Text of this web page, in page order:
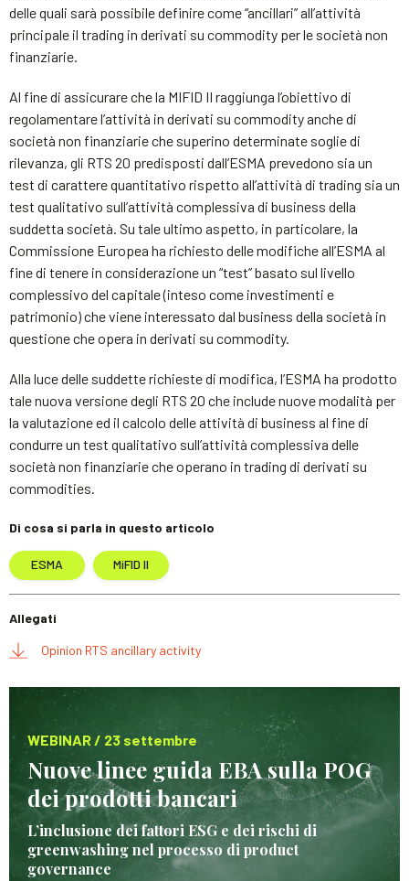
delle quali sarà possibile definire come “ancillari” all’attività
principale il trading in derivati su commodity per le società non
finanziarie.
Al fine di assicurare che la MIFID II raggiunga l’obiettivo di
regolamentare l’attività in derivati su commodity anche di
società non finanziarie che superino determinate soglie di
rilevanza, gli RTS 20 predisposti dall’ESMA prevedono sia un
test di carattere quantitativo rispetto all’attività di trading sia un
test qualitativo sull’attività complessiva di business della
suddetta società. Su tale ultimo aspetto, in particolare, la
Commissione Europea ha richiesto delle modifiche all’ESMA al
fine di tenere in considerazione un “test” basato sul livello
complessivo del capitale (inteso come investimenti e
patrimonio) che viene interessato dal business della società in
questione che opera in derivati su commodity.
Alla luce delle suddette richieste di modifica, l’ESMA ha prodotto
tale nuova versione degli RTS 20 che include nuove modalità per
la valutazione ed il calcolo delle attività di business al fine di
condurre un test qualitativo sull’attività complessiva delle
società non finanziarie che operano in trading di derivati su
commodities.
Di cosa si parla in questo articolo
ESMA MiFID II
Allegati
Opinion RTS ancillary activity
WEBINAR / 23 settembre
Nuove linee guida EBA sulla POG
dei prodotti bancari
L’inclusione dei fattori ESG e dei rischi di
greenwashing nel processo di product
governance